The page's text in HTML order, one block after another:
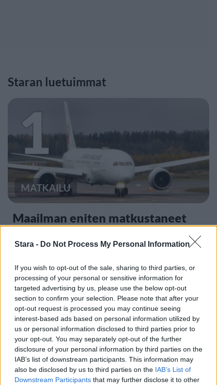
Stara - Do Not Process My Personal Information
If you wish to opt-out of the sale, sharing to third parties, or
processing of your personal or sensitive information for
targeted advertising by us, please use the below opt-out
section to confirm your selection. Please note that after your
opt-out request is processed you may continue seeing
interest-based ads based on personal information utilized by
us or personal information disclosed to third parties prior to
your opt-out. You may separately opt-out of the further
disclosure of your personal information by third parties on the
IAB’s list of downstream participants. This information may
also be disclosed by us to third parties on the IAB’s List of
Downstream Participants that may further disclose it to other
Staran luetuimmat
1
MATKAILU
Maailman eniten matkustaneet
yllättävä voittaja
2
UUTISET